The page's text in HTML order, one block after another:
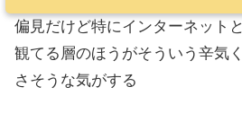
偏見だけど特にインターネット
観てる層のほうがそういう辛気
さそうな気がする